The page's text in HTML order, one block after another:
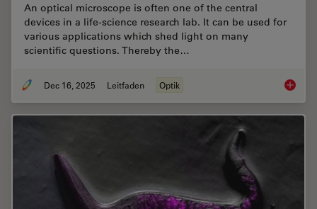
An optical microscope is often one of the central
devices in a life-science research lab. It can be used for
various applications which shed light on many
scientific questions. Thereby the…
Dec 16, 2025 Leitfaden Optik Factors